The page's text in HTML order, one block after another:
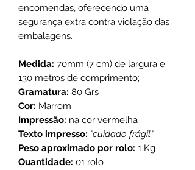
encomendas, oferecendo uma
segurança extra contra violação das
embalagens.
Medida: 70mm (7 cm) de largura e
130 metros de comprimento;
Gramatura: 80 Grs
Cor: Marrom
Impressão: na cor vermelha
Texto impresso: "cuidado frágil"
Peso aproximado por rolo: 1 Kg
Quantidade: 01 rolo